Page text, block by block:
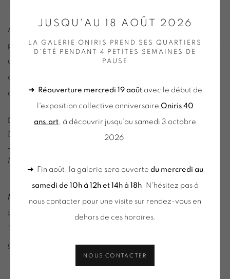
Ainsi pour Philippe Cognée, seul peintre de la sélection, le
paysage apparaît dans son œuvre en contrepoint de ses vues
urbaines qui l’ont fait connaître, comme l’expression d’un
chaos ordonné, à la fois lieu originel et vital en même temps
que sauvage et menaçant.
DE LA NATURE
DU 22 OCTOBRE 2022 AU 19 MARS 2023
MARDI
Musée de Grenoble
5 place Lavalette - 38000 Grenoble
grenoble@grenoble.fr
JUSQU'AU 18 AOÛT 2026
LA GALERIE ONIRIS PREND SES QUARTIERS
D'ÉTÉ PENDANT 4 PETITES SEMAINES DE
PAUSE
➜ Réouverture mercredi 19 aoûtavec le début de
l'exposition collective anniversaire Oniris 40
ans.art , à découvrir jusqu'au samedi 3 octobre
2026.
➜ Fin août, la galerie sera ouverte du mercredi au
samedi de 10h à 12h et 14h à 18h. N'hésitez pas à
nous contacter pour une visite sur rendez-vous en
dehors de ces horaires.
NOUS CONTACTER